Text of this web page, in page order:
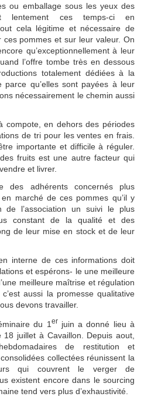
ou emballage sous les yeux des
lentement ces temps-ci en
cela légitime et nécessaire de
pommes et sur leur valeur. On
qu’exceptionnellement à leur
l’offre tombe très en dessous
totalement dédiées à la
parce qu’elles sont payées à leur
nécessairement le chemin aussi
compote, en dehors des périodes
de tri pour les ventes en frais.
importante et difficile à réguler.
fruits est une autre facteur qui
et livrer.
des adhérents concernés plus
marché de ces pommes qu’il y
de l’association un suivi le plus
constant de la qualité et des
de leur mise en stock et de leur
interne de ces informations doit
et espérons- le une meilleure
meilleure maîtrise et régulation
aussi la promesse qualitative
devons travailler.
du 1 er juin a donné lieu à
juillet à Cavaillon. Depuis aout,
de restitution et
collectées réunissent la
qui couvrent le verger de
existent encore dans le sourcing
tend vers plus d’exhaustivité.